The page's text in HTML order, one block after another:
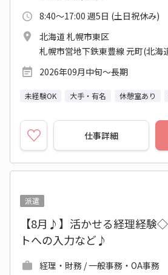
8:40～17:00 週5日 (土日祝休み)
北海道 札幌市東区
札幌市営地下鉄東豊線 元町(北海
2026年09月中旬～長期
未経験OK 大手・有名 休憩室あり
仕事詳細
派遣
【8月♪】活かせる経理経験
トへの入力など♪
経理・財務 / 一般事務・OA事務